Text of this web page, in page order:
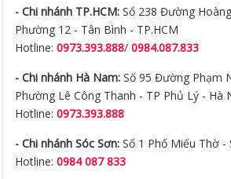
- Chi nhánh TP.HCM: Số 238 Đường
Phường 12 - Tân Bình - TP.HCM
Hotline:0973.393.888/0984.087.833
- Chi nhánh Hà Nam: Số 95 Đường Phạm
Phường Lê Công Thanh - TP Phủ Lý - Hà
Hotline:0973.393.888
- Chi nhánh Sóc Sơn: Số 1 Phố Miếu Thờ -
Hotline:0984 087 833